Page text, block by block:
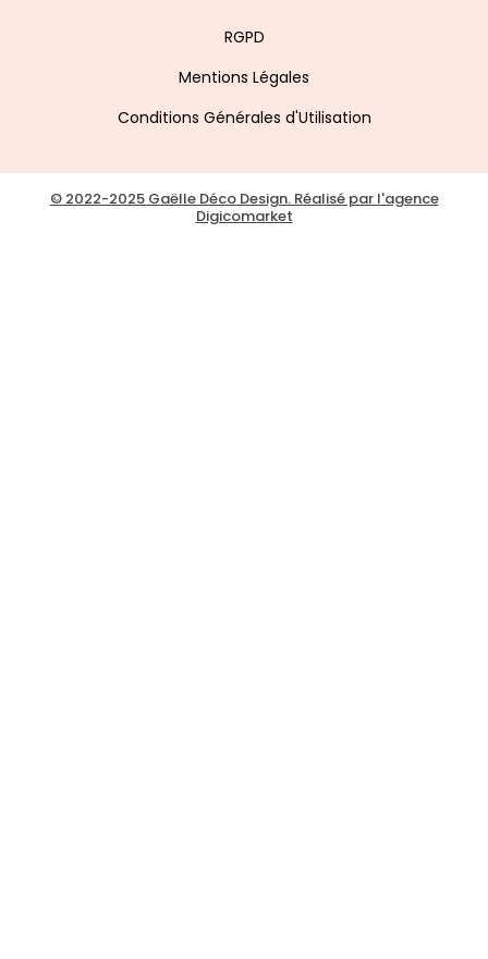
RGPD
Mentions Légales
Conditions Générales d'Utilisation
© 2022-2025 Gaëlle Déco Design. Réalisé par l'agence
Digicomarket